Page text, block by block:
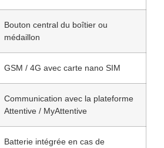
Bouton central du boîtier ou
médaillon
GSM / 4G avec carte nano SIM
Communication avec la plateforme
Attentive / MyAttentive
Batterie intégrée en cas de